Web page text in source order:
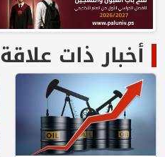
أخبار ذات علاقة